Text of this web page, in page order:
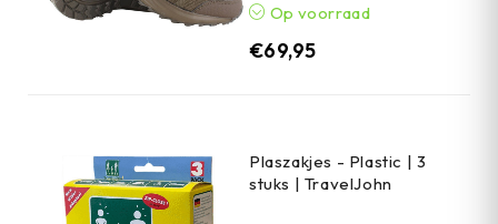
Op voorraad
€69,95
Plaszakjes - Plastic | 3
stuks | TravelJohn